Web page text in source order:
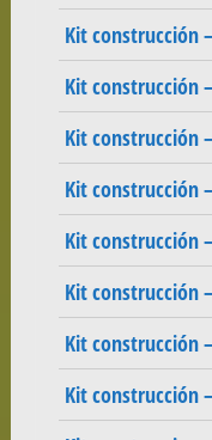
Kit construcción
Kit construcción
Kit construcción
Kit construcción
Kit construcción
Kit construcción
Kit construcción
Kit construcción